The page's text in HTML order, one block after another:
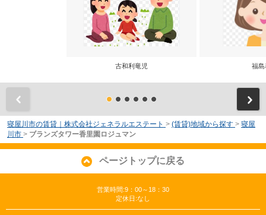
古和利竜児 福島
寝屋川市の賃貸｜株式会社ジェネラルエステート > (賃貸)地域から探す > 寝屋
川市 > ブランズタワー香里園ロジュマン
ページトップに戻る
営業時間:9：00～18：30
定休日:なし